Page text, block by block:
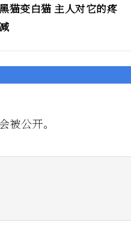
猫变白猫 主人对它的疼
被公开。